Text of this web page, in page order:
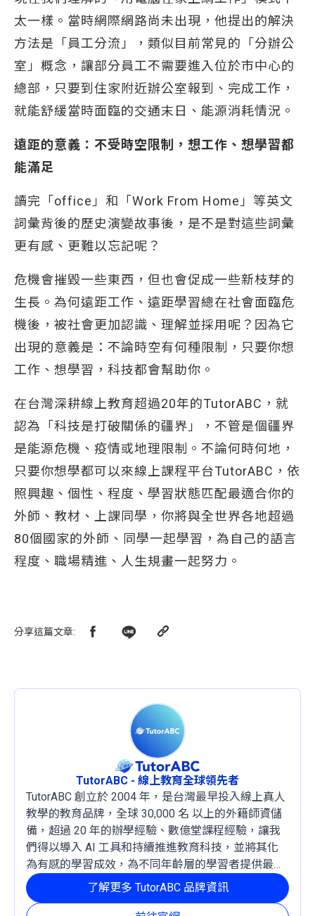
太一樣。當時網際網路尚未出現，他提出的解決
方法是「員工分流」，類似目前常見的「分辦公
室」概念，讓部分員工不需要進入位於市中心的
總部，只要到住家附近辦公室報到、完成工作，
就能舒緩當時面臨的交通末日、能源消耗情況。
遠距的意義：不受時空限制，想工作、想學習都
能滿足
讀完「office」和「Work From Home」等英文
詞彙背後的歷史演變故事後，是不是對這些詞彙
更有感、更難以忘記呢？
危機會摧毀一些東西，但也會促成一些新枝芽的
生長。為何遠距工作、遠距學習總在社會面臨危
機後，被社會更加認識、理解並採用呢？因為它
出現的意義是：不論時空有何種限制，只要你想
工作、想學習，科技都會幫助你。
在台灣深耕線上教育超過20年的TutorABC，就
認為「科技是打破關係的疆界」，不管是個疆界
是能源危機、疫情或地理限制。不論何時何地，
只要你想學都可以來線上課程平台TutorABC，依
照興趣、個性、程度、學習狀態匹配最適合你的
外師、教材、上課同學，你將與全世界各地超過
80個國家的外師、同學一起學習，為自己的語言
程度、職場精進、人生規畫一起努力。
分享這篇文章:
TutorABC - 線上教育全球領先者
TutorABC 創立於 2004 年，是台灣最早投入線上真人
教學的教育品牌，全球 30,000 名 以上的外籍師資儲
備，超過 20 年的辦學經驗、數億堂課程經驗，讓我
們得以導入 AI 工具和持續推進教育科技，並將其化
為有感的學習成效，為不同年齡層的學習者提供最穩
定且有效的成長路徑。了解更多 TutorABC 品牌資訊